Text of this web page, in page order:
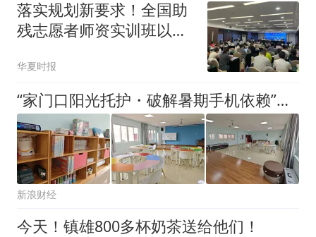
落实规划新要求！全国助
残志愿者师资实训班以专
伍根基
华夏时报
“家门口阳光托护・破解暑期手机依赖”暑期公益成长营开始招募啦！
新浪财经
今天！镇雄800多杯奶茶送给他们！